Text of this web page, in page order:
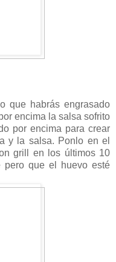
que habrás engrasado
encima la salsa sofrito
por encima para crear
y la salsa. Ponlo en el
grill en los últimos 10
pero que el huevo esté